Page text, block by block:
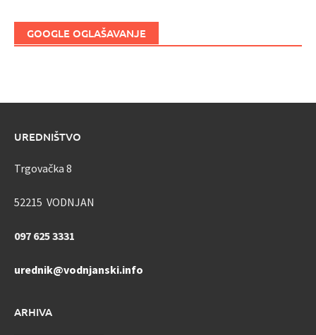
GOOGLE OGLAŠAVANJE
UREDNIŠTVO
Trgovačka 8
52215 VODNJAN
097 625 3331
urednik@vodnjanski.info
ARHIVA